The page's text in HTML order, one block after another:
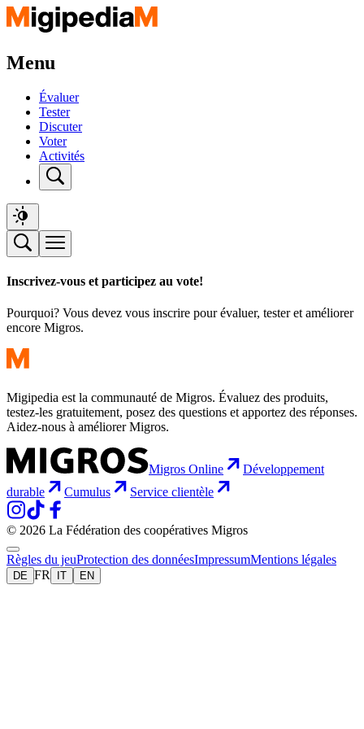
Menu
Évaluer
Tester
Discuter
Voter
Activités
Inscrivez-vous et participez au vote!
Pourquoi? Vous devez vous inscrire pour évaluer, tester et améliorer
encore Migros.
Migipedia est la communauté de Migros. Évaluez des produits,
testez-les gratuitement, posez des questions et apportez des réponses.
Aidez-nous à améliorer Migros.
Migros Online
Développement
durable
Cumulus Service clientèle
© 2026 La Fédération des coopératives Migros
Règles du jeuProtection des donnéesImpressumMentions légales
DE FR IT EN